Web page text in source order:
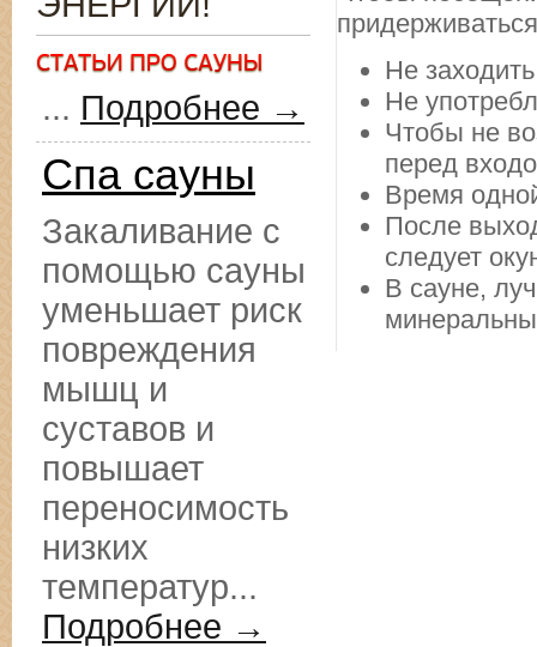
Не
Не
Чтобы не
перед
Время
После
следует
В сауне,
... Подробнее →
Спа сауны
Закаливание с
помощью сауны
уменьшает риск
повреждения
мышц и
суставов и
повышает
переносимость
низких
температур...
Подробнее →